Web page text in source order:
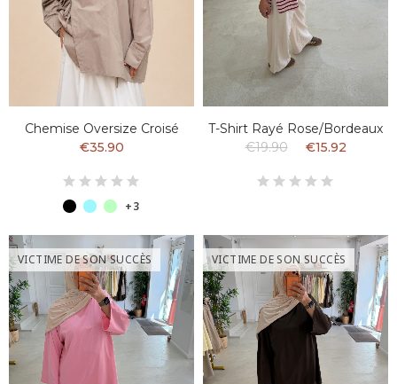
Chemise Oversize Croisé
€35.90
+3
T-Shirt Rayé Rose/bordeaux
€19.90
€15.92
VICTIME DE SON SUCCÈS VICTIME DE SON SUCCÈS